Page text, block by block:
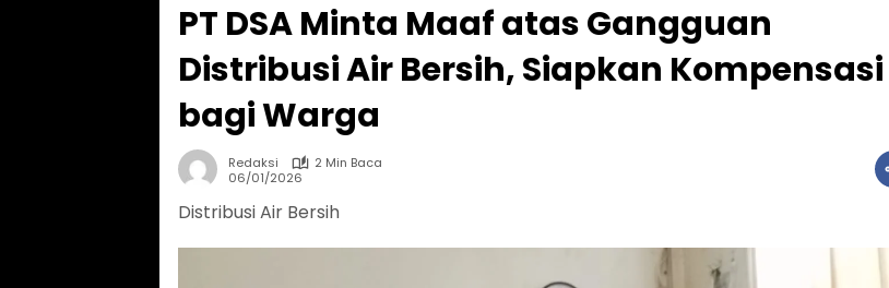
PT DSA Minta Maaf atas Gangguan
Distribusi Air Bersih, Siapkan Kompensasi
bagi Warga
Redaksi
2 Min Baca
06/01/2026
Distribusi Air Bersih